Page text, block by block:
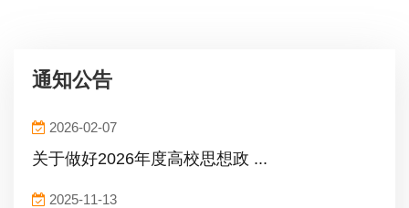
通知公告
2026-02-07
关于做好2026年度高校思想政 ...
2025-11-13